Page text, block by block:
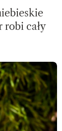
robi cały